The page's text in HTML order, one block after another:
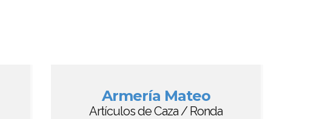
Armería Mateo
Artículos de Caza / Ronda